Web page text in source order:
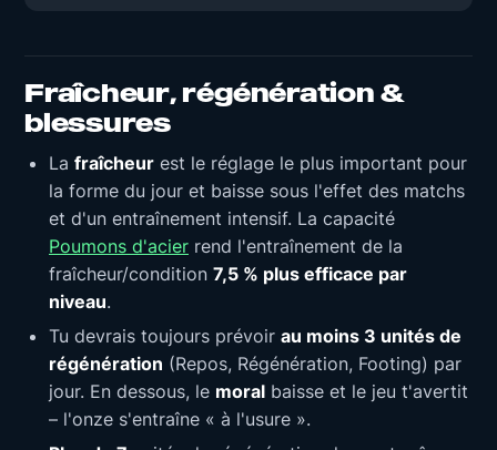
Fraîcheur, régénération &
blessures
La fraîcheur est le réglage le plus important pour
la forme du jour et baisse sous l'effet des matchs
et d'un entraînement intensif. La capacité
Poumons d'acier rend l'entraînement de la
fraîcheur/condition 7,5 % plus efficace par
niveau.
Tu devrais toujours prévoir au moins 3 unités de
régénération (Repos, Régénération, Footing) par
jour. En dessous, le moral baisse et le jeu t'avertit
– l'onze s'entraîne « à l'usure ».